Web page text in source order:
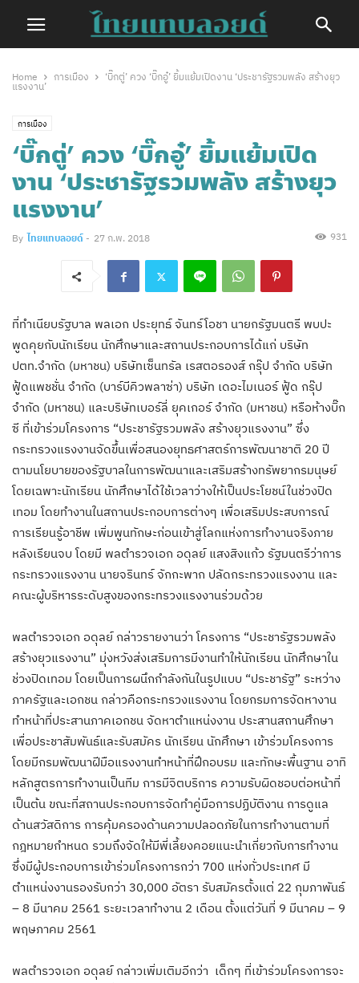
Home การเมือง
‘บิ๊กตู่’ ควง ‘บิ๊กอู๋’ ยิ้มแย้มเปิดงาน ‘ประชารัฐรวมพลัง สร้างยุว
แรงงาน’
การเมือง
‘บิ๊กตู่’ ควง ‘บิ๊กอู๋’ ยิ้มแย้มเปิด
งาน ‘ประชารัฐรวมพลัง สร้างยุว
แรงงาน’
By ไทยแทบลอยด์ - 27 ก.พ. 2018 931
ที่ทำเนียบรัฐบาล พลเอก ประยุทธ์ จันทร์โอชา นายกรัฐมนตรี พบปะ
พูดคุยกับนักเรียน นักศึกษาและสถานประกอบการได้แก่ บริษัท
ปตท.จำกัด (มหาชน) บริษัทเซ็นทรัล เรสตอรองส์ กรุ๊ป จำกัด บริษัท
ฟู้ดแพชชั่น จำกัด (บาร์บีคิวพลาซ่า) บริษัท เดอะไมเนอร์ ฟู้ด กรุ๊ป
จำกัด (มหาชน) และบริษัทเบอร์ลี่ ยุคเกอร์ จำกัด (มหาชน) หรือห้างบิ๊ก
ซี ที่เข้าร่วมโครงการ “ประชารัฐรวมพลัง สร้างยุวแรงงาน” ซึ่ง
กระทรวงแรงงานจัดขึ้นเพื่อสนองยุทธศาสตร์การพัฒนาชาติ 20 ปี
ตามนโยบายของรัฐบาลในการพัฒนาและเสริมสร้างทรัพยากรมนุษย์
โดยเฉพาะนักเรียน นักศึกษาได้ใช้เวลาว่างให้เป็นประโยชน์ในช่วงปิด
เทอม โดยทำงานในสถานประกอบการต่างๆ เพื่อเสริมประสบการณ์
การเรียนรู้อาชีพ เพิ่มพูนทักษะก่อนเข้าสู่โลกแห่งการทำงานจริงภาย
หลังเรียนจบ โดยมี พลตำรวจเอก อดุลย์ แสงสิงแก้ว รัฐมนตรีว่าการ
กระทรวงแรงงาน นายจรินทร์ จักกะพาก ปลัดกระทรวงแรงงาน และ
คณะผู้บริหารระดับสูงของกระทรวงแรงงานร่วมด้วย
พลตำรวจเอก อดุลย์ กล่าวรายงานว่า โครงการ “ประชารัฐรวมพลัง
สร้างยุวแรงงาน” มุ่งหวังส่งเสริมการมีงานทำให้นักเรียน นักศึกษาใน
ช่วงปิดเทอม โดยเป็นการผนึกกำลังกันในรูปแบบ “ประชารัฐ” ระหว่าง
ภาครัฐและเอกชน กล่าวคือกระทรวงแรงงาน โดยกรมการจัดหางาน
ทำหน้าที่ประสานภาคเอกชน จัดหาตำแหน่งงาน ประสานสถานศึกษา
เพื่อประชาสัมพันธ์และรับสมัคร นักเรียน นักศึกษา เข้าร่วมโครงการ
โดยมีกรมพัฒนาฝีมือแรงงานทำหน้าที่ฝึกอบรม และทักษะพื้นฐาน อาทิ
หลักสูตรการทำงานเป็นทีม การมีจิตบริการ ความรับผิดชอบต่อหน้าที่
เป็นต้น ขณะที่สถานประกอบการจัดทำคู่มือการปฏิบัติงาน การดูแล
ด้านสวัสดิการ การคุ้มครองด้านความปลอดภัยในการทำงานตามที่
กฎหมายกำหนด รวมถึงจัดให้มีพี่เลี้ยงคอยแนะนำเกี่ยวกับการทำงาน
ซึ่งมีผู้ประกอบการเข้าร่วมโครงการกว่า 700 แห่งทั่วประเทศ มี
ตำแหน่งงานรองรับกว่า 30,000 อัตรา รับสมัครตั้งแต่ 22 กุมภาพันธ์
– 8 มีนาคม 2561 ระยะเวลาทำงาน 2 เดือน ตั้งแต่วันที่ 9 มีนาคม – 9
พฤษภาคม 2561
พลตำรวจเอก อดุลย์ กล่าวเพิ่มเติมอีกว่า เด็กๆ ที่เข้าร่วมโครงการจะ